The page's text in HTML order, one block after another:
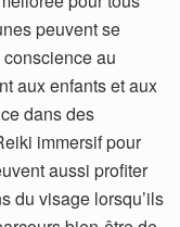
peuvent se
au
aux enfants et aux
dans des
immersif pour
aussi profiter
du visage lorsqu’ils